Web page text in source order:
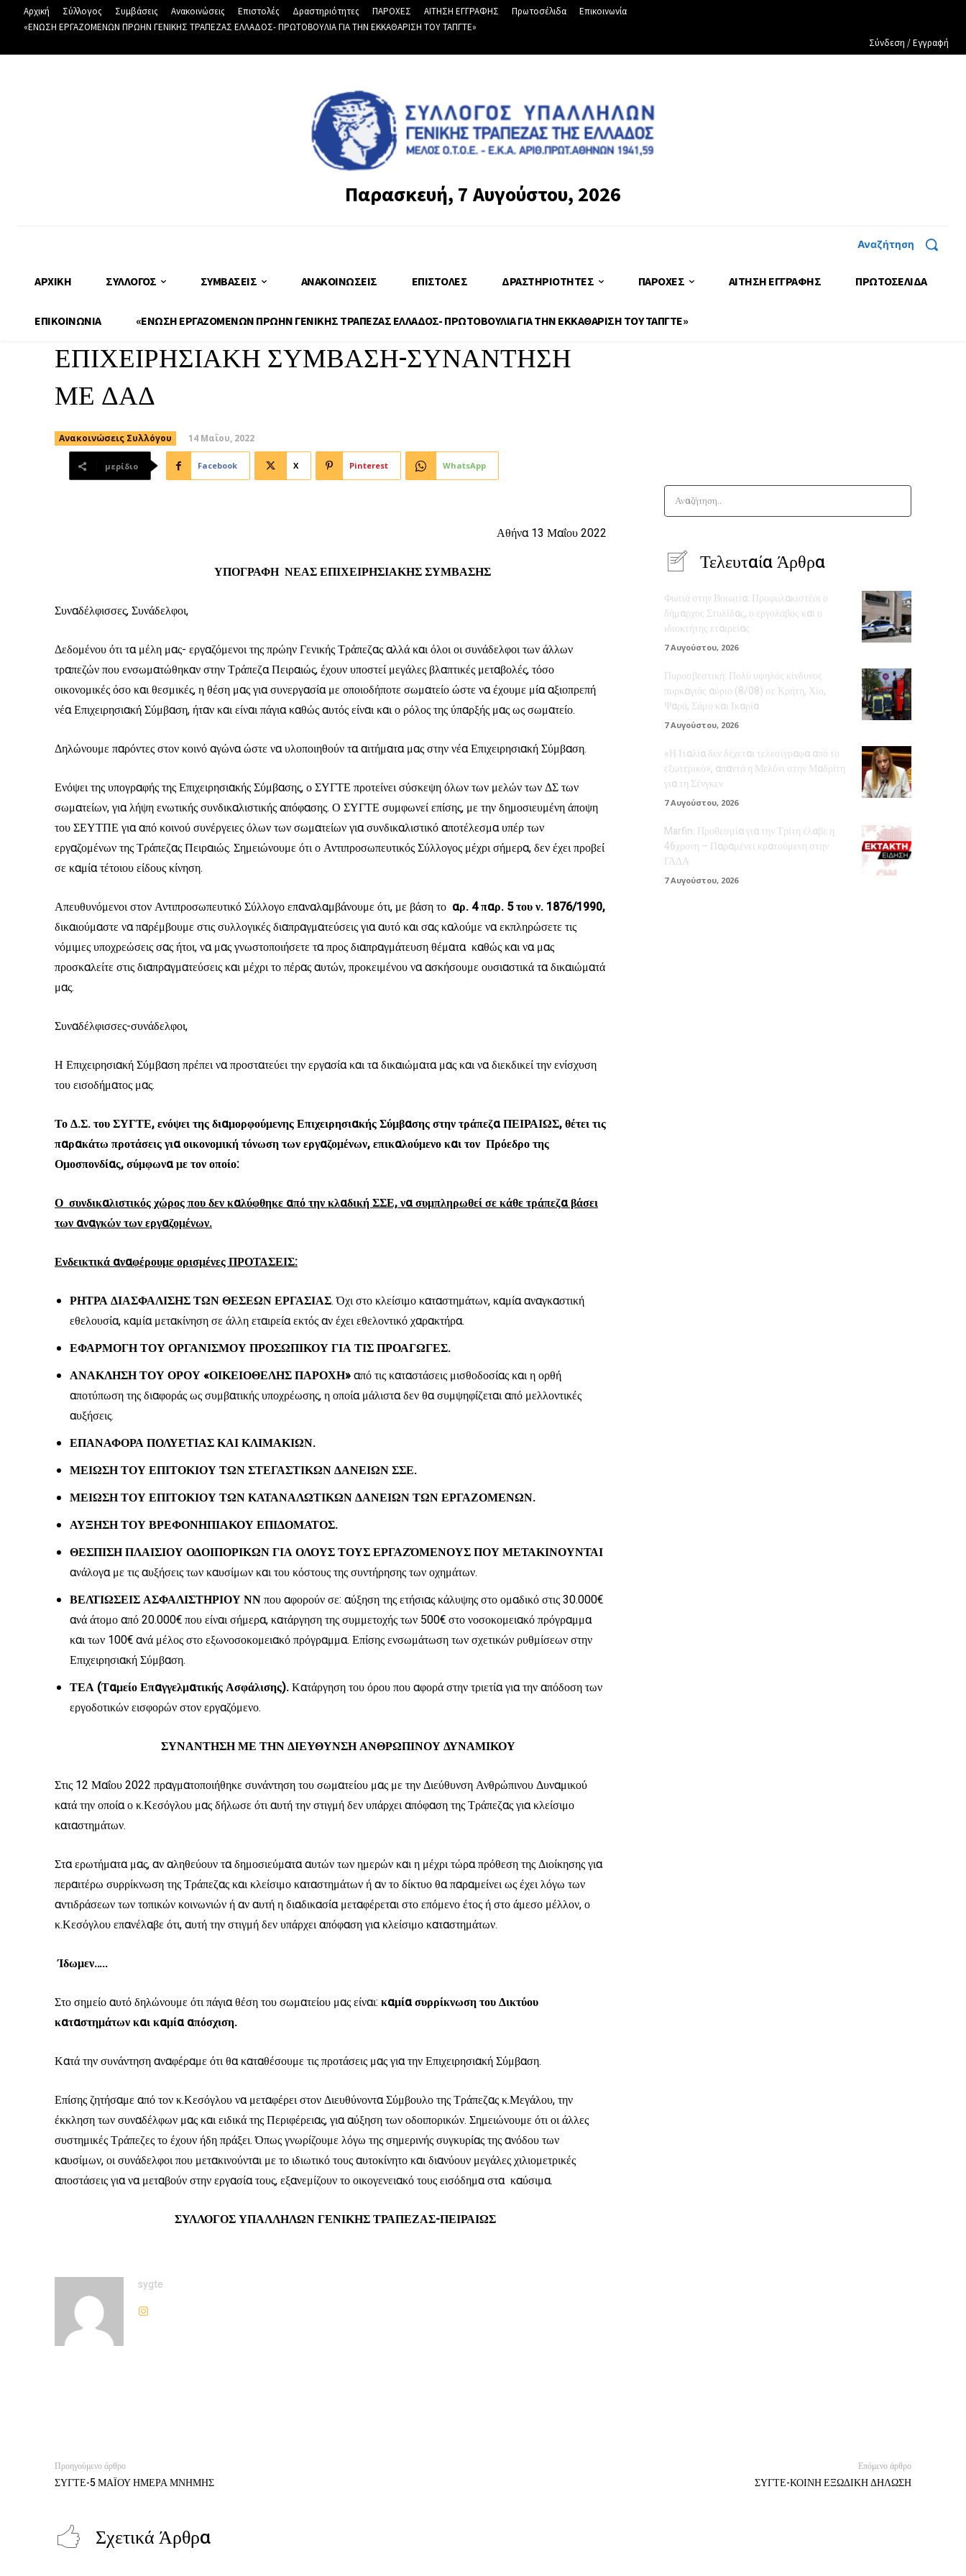
Αρχική Σύλλογος Συμβάσεις Ανακοινώσεις Επιστολές Δραστηριότητες ΠΑΡΟΧΕΣ ΑΙΤΗΣΗ ΕΓΓΡΑΦΗΣ Πρωτοσέλιδα
Επικοινωνία
«ΕΝΩΣΗ ΕΡΓΑΖΟΜΕΝΩΝ ΠΡΩΗΝ ΓΕΝΙΚΗΣ ΤΡΑΠΕΖΑΣ ΕΛΛΑΔΟΣ- ΠΡΩΤΟΒΟΥΛΙΑ ΓΙΑ ΤΗΝ ΕΚΚΑΘΑΡΙΣΗ ΤΟΥ ΤΑΠΓΤΕ»
Σύνδεση / Εγγραφή
Παρασκευή, 7 Αυγούστου, 2026
Αναζήτηση
ΑΡΧΙΚΉ ΣΎΛΛΟΓΟΣ ΣΥΜΒΆΣΕΙΣ ΑΝΑΚΟΙΝΏΣΕΙΣ ΕΠΙΣΤΟΛΈΣ ΔΡΑΣΤΗΡΙΌΤΗΤΕΣ ΠΑΡΟΧΕΣ ΑΙΤΗΣΗ ΕΓΓΡΑΦΗΣ ΠΡΩΤΟΣΈΛΙΔΑ
ΕΠΙΚΟΙΝΩΝΊΑ «ΕΝΩΣΗ ΕΡΓΑΖΟΜΕΝΩΝ ΠΡΩΗΝ ΓΕΝΙΚΗΣ ΤΡΑΠΕΖΑΣ ΕΛΛΑΔΟΣ- ΠΡΩΤΟΒΟΥΛΙΑ ΓΙΑ ΤΗΝ ΕΚΚΑΘΑΡΙΣΗ ΤΟΥ ΤΑΠΓΤΕ»
ΕΠΙΧΕΙΡΗΣΙΑΚΗ ΣΥΜΒΑΣΗ-ΣΥΝΑΝΤΗΣΗ
ΜΕ ΔΑΔ
Ανακοινώσεις Συλλόγου 14 Μαΐου, 2022
μερίδιο Facebook X Pinterest WhatsApp
Αθήνα 13 Μαΐου 2022
ΥΠΟΓΡΑΦΗ ΝΕΑΣ ΕΠΙΧΕΙΡΗΣΙΑΚΗΣ ΣΥΜΒΑΣΗΣ
Συναδέλφισσες, Συνάδελφοι,
Δεδομένου ότι τα μέλη μας- εργαζόμενοι της πρώην Γενικής Τράπεζας αλλά και όλοι οι συνάδελφοι των άλλων
τραπεζών που ενσωματώθηκαν στην Τράπεζα Πειραιώς, έχουν υποστεί μεγάλες βλαπτικές μεταβολές, τόσο
οικονομικές όσο και θεσμικές, η θέση μας για συνεργασία με οποιοδήποτε σωματείο ώστε να έχουμε μία αξιοπρεπή
νέα Επιχειρησιακή Σύμβαση, ήταν και είναι πάγια καθώς αυτός είναι και ο ρόλος της ύπαρξής μας ως σωματείο.
Δηλώνουμε παρόντες στον κοινό αγώνα ώστε να υλοποιηθούν τα αιτήματα μας στην νέα Επιχειρησιακή Σύμβαση.
Ενόψει της υπογραφής της Επιχειρησιακής Σύμβασης, ο ΣΥΓΤΕ προτείνει σύσκεψη όλων των μελών των ΔΣ των
σωματείων, για λήψη ενωτικής συνδικαλιστικής απόφασης. Ο ΣΥΓΤΕ συμφωνεί επίσης, με την δημοσιευμένη άποψη
του ΣΕΥΤΠΕ για από κοινού συνέργειες όλων των σωματείων για συνδικαλιστικό αποτέλεσμα υπέρ των
εργαζομένων της Τράπεζας Πειραιώς. Σημειώνουμε ότι ο Αντιπροσωπευτικός Σύλλογος μέχρι σήμερα, δεν έχει προβεί
σε καμία τέτοιου είδους κίνηση.
Απευθυνόμενοι στον Αντιπροσωπευτικό Σύλλογο επαναλαμβάνουμε ότι, με βάση το αρ. 4 παρ. 5 του ν. 1876/1990,
δικαιούμαστε να παρέμβουμε στις συλλογικές διαπραγματεύσεις για αυτό και σας καλούμε να εκπληρώσετε τις
νόμιμες υποχρεώσεις σας ήτοι, να μας γνωστοποιήσετε τα προς διαπραγμάτευση θέματα καθώς και να μας
προσκαλείτε στις διαπραγματεύσεις και μέχρι το πέρας αυτών, προκειμένου να ασκήσουμε ουσιαστικά τα δικαιώματά
μας.
Συναδέλφισσες-συνάδελφοι,
Η Επιχειρησιακή Σύμβαση πρέπει να προστατεύει την εργασία και τα δικαιώματα μας και να διεκδικεί την ενίσχυση
του εισοδήματος μας.
Το Δ.Σ. του ΣΥΓΤΕ, ενόψει της διαμορφούμενης Επιχειρησιακής Σύμβασης στην τράπεζα ΠΕΙΡΑΙΩΣ, θέτει τις
παρακάτω προτάσεις για οικονομική τόνωση των εργαζομένων, επικαλούμενο και τον Πρόεδρο της
Ομοσπονδίας, σύμφωνα με τον οποίο:
Ο συνδικαλιστικός χώρος που δεν καλύφθηκε από την κλαδική ΣΣΕ, να συμπληρωθεί σε κάθε τράπεζα βάσει
των αναγκών των εργαζομένων.
Ενδεικτικά αναφέρουμε ορισμένες ΠΡΟΤΑΣΕΙΣ:
ΡΗΤΡΑ ΔΙΑΣΦΑΛΙΣΗΣ ΤΩΝ ΘΕΣΕΩΝ ΕΡΓΑΣΙΑΣ. Όχι στο κλείσιμο καταστημάτων, καμία αναγκαστική
εθελουσία, καμία μετακίνηση σε άλλη εταιρεία εκτός αν έχει εθελοντικό χαρακτήρα.
ΕΦΑΡΜΟΓΗ ΤΟΥ ΟΡΓΑΝΙΣΜΟΥ ΠΡΟΣΩΠΙΚΟΥ ΓΙΑ ΤΙΣ ΠΡΟΑΓΩΓΕΣ.
ΑΝΑΚΛΗΣΗ ΤΟΥ ΟΡΟΥ «ΟΙΚΕΙΟΘΕΛΗΣ ΠΑΡΟΧΗ»από τις καταστάσεις μισθοδοσίας και η ορθή
αποτύπωση της διαφοράς ως συμβατικής υποχρέωσης, η οποία μάλιστα δεν θα συμψηφίζεται από μελλοντικές
αυξήσεις.
ΕΠΑΝΑΦΟΡΑ ΠΟΛΥΕΤΙΑΣ ΚΑΙ ΚΛΙΜΑΚΙΩΝ.
ΜΕΙΩΣΗ ΤΟΥ ΕΠΙΤΟΚΙΟΥ ΤΩΝ ΣΤΕΓΑΣΤΙΚΩΝ ΔΑΝΕΙΩΝ ΣΣΕ.
ΜΕΙΩΣΗ ΤΟΥ ΕΠΙΤΟΚΙΟΥ ΤΩΝ ΚΑΤΑΝΑΛΩΤΙΚΩΝ ΔΑΝΕΙΩΝ ΤΩΝ ΕΡΓΑΖΟΜΕΝΩΝ.
ΑΥΞΗΣΗ ΤΟΥ ΒΡΕΦΟΝΗΠΙΑΚΟΥ ΕΠΙΔΟΜΑΤΟΣ.
ΘΕΣΠΙΣΗ ΠΛΑΙΣΙΟΥ ΟΔΟΙΠΟΡΙΚΩΝ ΓΙΑ ΟΛΟΥΣ ΤΟΥΣ ΕΡΓΑΖΌΜΕΝΟΥΣ ΠΟΥ ΜΕΤΑΚΙΝΟΥΝΤΑΙ
ανάλογα με τις αυξήσεις των καυσίμων και του κόστους της συντήρησης των οχημάτων.
ΒΕΛΤΙΩΣΕΙΣ ΑΣΦΑΛΙΣΤΗΡΙΟΥ ΝΝπου αφορούν σε: αύξηση της ετήσιας κάλυψης στο ομαδικό στις 30.000€
ανά άτομο από 20.000€ που είναι σήμερα, κατάργηση της συμμετοχής των 500€ στο νοσοκομειακό πρόγραμμα
και των 100€ ανά μέλος στο εξωνοσοκομειακό πρόγραμμα. Επίσης ενσωμάτωση των σχετικών ρυθμίσεων στην
Επιχειρησιακή Σύμβαση.
ΤΕΑ (Ταμείο Επαγγελματικής Ασφάλισης).Κατάργηση του όρου που αφορά στην τριετία για την απόδοση των
εργοδοτικών εισφορών στον εργαζόμενο.
ΣΥΝΑΝΤΗΣΗ ΜΕ ΤΗΝ ΔΙΕΥΘΥΝΣΗ ΑΝΘΡΩΠΙΝΟΥ ΔΥΝΑΜΙΚΟΥ
Στις 12 Μαΐου 2022 πραγματοποιήθηκε συνάντηση του σωματείου μας με την Διεύθυνση Ανθρώπινου Δυναμικού
κατά την οποία ο κ.Κεσόγλου μας δήλωσε ότι αυτή την στιγμή δεν υπάρχει απόφαση της Τράπεζας για κλείσιμο
καταστημάτων.
Στα ερωτήματα μας, αν αληθεύουν τα δημοσιεύματα αυτών των ημερών και η μέχρι τώρα πρόθεση της Διοίκησης για
περαιτέρω συρρίκνωση της Τράπεζας και κλείσιμο καταστημάτων ή αν το δίκτυο θα παραμείνει ως έχει λόγω των
αντιδράσεων των τοπικών κοινωνιών ή αν αυτή η διαδικασία μεταφέρεται στο επόμενο έτος ή στο άμεσο μέλλον, ο
κ.Κεσόγλου επανέλαβε ότι, αυτή την στιγμή δεν υπάρχει απόφαση για κλείσιμο καταστημάτων.
Ίδωμεν…..
Στο σημείο αυτό δηλώνουμε ότι πάγια θέση του σωματείου μας είναι: καμία συρρίκνωση του Δικτύου
καταστημάτων και καμία απόσχιση.
Κατά την συνάντηση αναφέραμε ότι θα καταθέσουμε τις προτάσεις μας για την Επιχειρησιακή Σύμβαση.
Επίσης ζητήσαμε από τον κ.Κεσόγλου να μεταφέρει στον Διευθύνοντα Σύμβουλο της Τράπεζας κ.Μεγάλου, την
έκκληση των συναδέλφων μας και ειδικά της Περιφέρειας, για αύξηση των οδοιπορικών. Σημειώνουμε ότι οι άλλες
συστημικές Τράπεζες το έχουν ήδη πράξει. Όπως γνωρίζουμε λόγω της σημερινής συγκυρίας της ανόδου των
καυσίμων, οι συνάδελφοι που μετακινούνται με το ιδιωτικό τους αυτοκίνητο και διανύουν μεγάλες χιλιομετρικές
αποστάσεις για να μεταβούν στην εργασία τους, εξανεμίζουν το οικογενειακό τους εισόδημα στα καύσιμα.
ΣΥΛΛΟΓΟΣ ΥΠΑΛΛΗΛΩΝ ΓΕΝΙΚΗΣ ΤΡΑΠΕΖΑΣ-ΠΕΙΡΑΙΩΣ
sygte
Αναζήτηση..
Τελευταία Άρθρα
Φωτιά στην Βοιωτία: Προφυλακιστέοι ο
δήμαρχος Στυλίδας, ο εργολάβος και ο
ιδιοκτήτης εταιρείας
7 Αυγούστου, 2026
Πυροσβεστική: Πολύ υψηλός κίνδυνος
πυρκαγιάς αύριο (8/08) σε Κρήτη, Χίο,
Ψαρά, Σάμο και Ικαρία
7 Αυγούστου, 2026
«Η Ιταλία δεν δέχεται τελεσίγραφα από το
εξωτερικό», απαντά η Μελόνι στην Μαδρίτη
για τη Σένγκεν
7 Αυγούστου, 2026
Marfin: Προθεσμία για την Τρίτη έλαβε η
46χρονη – Παραμένει κρατούμενη στην
ΓΑΔΑ
7 Αυγούστου, 2026
Προηγούμενο άρθρο
ΣΥΓΤΕ-5 ΜΑΪΟΥ ΗΜΕΡΑ ΜΝΗΜΗΣ
Επόμενο άρθρο
ΣΥΓΤΕ-ΚΟΙΝΗ ΕΞΩΔΙΚΗ ΔΗΛΩΣΗ
Σχετικά Άρθρα